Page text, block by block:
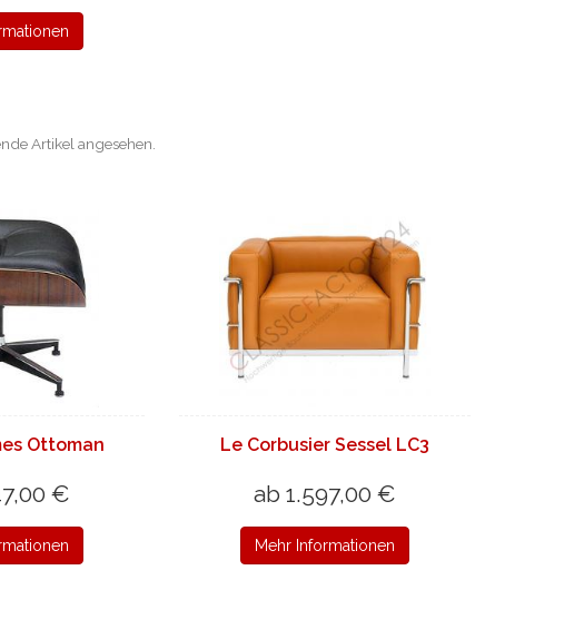
Artikel angesehen.
Ottoman
€
Le Corbusier Sessel LC3
ab 1.597,00 €
Mehr Informationen